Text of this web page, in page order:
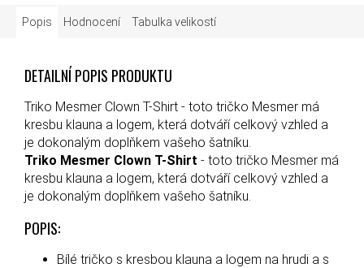
Popis Hodnocení Tabulka velikostí
DETAILNÍ POPIS PRODUKTU
Triko Mesmer Clown T-Shirt - toto tričko Mesmer má
kresbu klauna a logem, která dotváří celkový vzhled a
je dokonalým doplňkem vašeho šatníku.
Triko Mesmer Clown T-Shirt - toto tričko Mesmer má
kresbu klauna a logem, která dotváří celkový vzhled a
je dokonalým doplňkem vašeho šatníku.
POPIS:
Bílé tričko s kresbou klauna a logem na hrudi a s